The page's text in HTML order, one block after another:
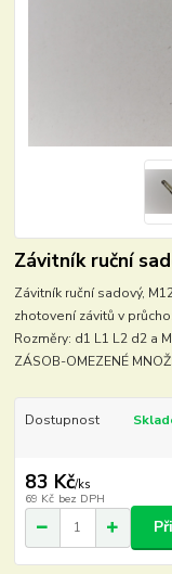
Závitník ruční
Závitník ruční sadový,
zhotovení závitů v
Rozměry: d1 L1 L2 d2 a
ZÁSOB-OMEZENÉ
Dostupnost
83 Kč/ks
69 Kč bez DPH